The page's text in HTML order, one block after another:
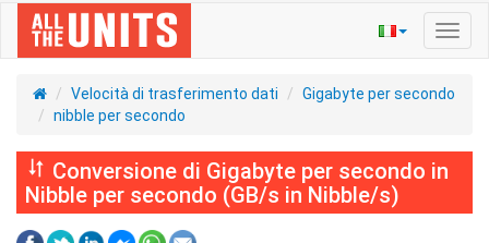
Velocità di trasferimento dati
Gigabyte per secondo
nibble per secondo
Conversione di Gigabyte per secondo in
Nibble per secondo (GB/s in Nibble/s)